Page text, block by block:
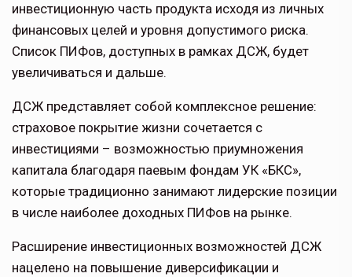
инвестиционную часть продукта исходя из личных
финансовых целей и уровня допустимого риска.
Список ПИФов, доступных в рамках ДСЖ, будет
увеличиваться и дальше.
ДСЖ представляет собой комплексное решение:
страховое покрытие жизни сочетается с
инвестициями – возможностью приумножения
капитала благодаря паевым фондам УК «БКС»,
которые традиционно занимают лидерские позиции
в числе наиболее доходных ПИФов на рынке.
Расширение инвестиционных возможностей ДСЖ
нацелено на повышение диверсификации и